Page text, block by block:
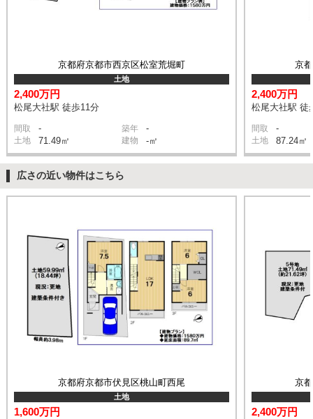
京都府京都市西京区松室荒堀町
土地
2,400万円
松尾大社駅 徒歩11分
間取 - 築年 -
土地 71.49㎡ 建物 -㎡
京
2,400万円
松尾大社駅 徒
間取 -
土地 87.24㎡
広さの近い物件はこちら
京都府京都市伏見区桃山町西尾
土地
1,600万円
京
2,400万円